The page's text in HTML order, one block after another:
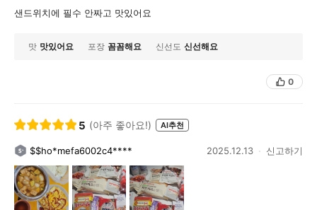
샌드위치에 필수 안짜고 맛있어요
맛 맛있어요 포장 꼼꼼해요 신선도 신선해요
0
5 (아주 좋아요!) AI추천
$$ho*mefa6002c4**** 2025.12.13 신고하기